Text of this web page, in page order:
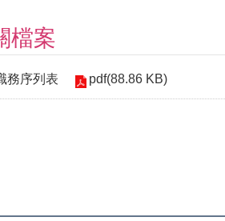
檔案
務序列表 pdf(88.86 KB)